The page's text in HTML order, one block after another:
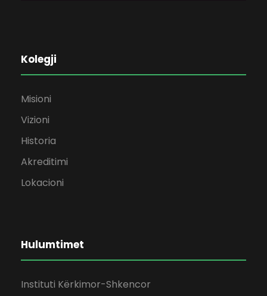
Kolegji
Misioni
Vizioni
Historia
Akreditimi
Lokacioni
Hulumtimet
Instituti Kërkimor-Shkencor